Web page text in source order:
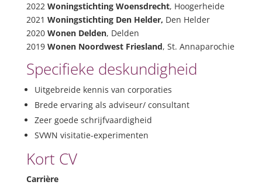
2022 Woningstichting Woensdrecht, Hoogerheide
2021 Woningstichting Den Helder, Den Helder
2020 Wonen Delden, Delden
2019 Wonen Noordwest Friesland, St. Annaparochie
Specifieke deskundigheid
Uitgebreide kennis van corporaties
Brede ervaring als adviseur/ consultant
Zeer goede schrijfvaardigheid
SVWN visitatie-experimenten
Kort CV
Carrière